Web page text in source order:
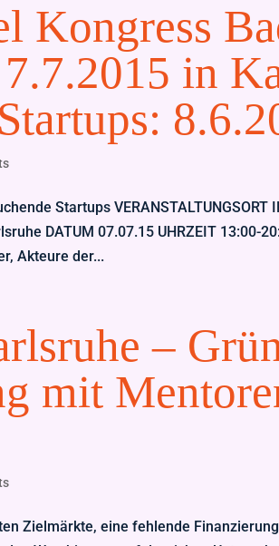
Kongress
in
Startups VERANSTALTUNGSORT
DATUM 07.07.15 UHRZEIT 13:00-
Akteure der...
–
mit
Zielmärkte, eine fehlende